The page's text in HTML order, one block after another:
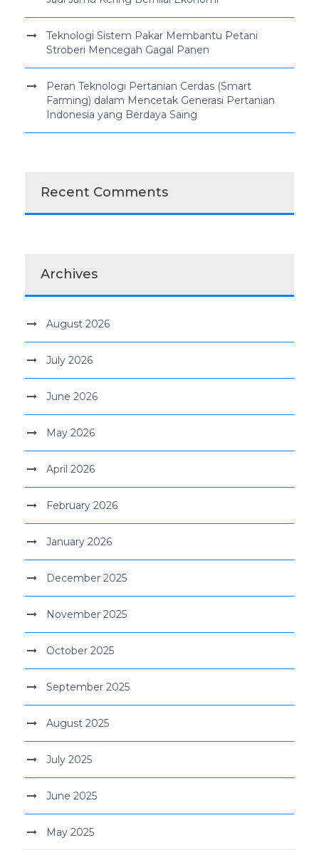
Teknologi Sistem Pakar Membantu Petani
Stroberi Mencegah Gagal Panen
Peran Teknologi Pertanian Cerdas (Smart
Farming) dalam Mencetak Generasi Pertanian
Indonesia yang Berdaya Saing
Recent Comments
Archives
August 2026
July 2026
June 2026
May 2026
April 2026
February 2026
January 2026
December 2025
November 2025
October 2025
September 2025
August 2025
July 2025
June 2025
May 2025